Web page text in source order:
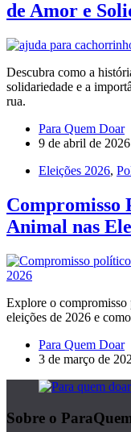
de Amor e
Descubra como a
solidariedade e a
rua.
Para Quem Doar
9 de abril de 2026
Eleições 2026,
Compromisso
Animal nas
Explore o compromisso
eleições de 2026 e
Para Quem Doar
3 de março de
Sobre o